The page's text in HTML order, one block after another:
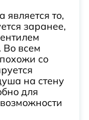
является то,
заранее,
всем
со
на стену
для